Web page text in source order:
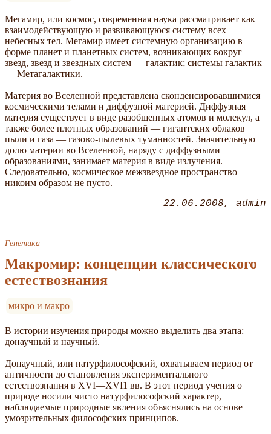
Мегамир, или космос, современная наука рассматривает как
взаимодействующую и развивающуюся систему всех
небесных тел. Мегамир имеет системную организацию в
форме планет и планетных систем, возникающих вокруг
звезд, звезд и звездных систем — галактик; системы галактик
— Метагалактики.
Материя во Вселенной представлена сконденсировавшимися
космическими телами и диффузной материей. Диффузная
материя существует в виде разобщенных атомов и молекул, а
также более плотных образований — гигантских облаков
пыли и газа — газово-пылевых туманностей. Значительную
долю материи во Вселенной, наряду с диффузными
образованиями, занимает материя в виде излучения.
Следовательно, космическое межзвездное пространство
никоим образом не пусто.
22.06.2008 admin
Генетика
Макромир: концепции классического
естествознания
микро и макро
В истории изучения природы можно выделить два этапа:
донаучный и научный.
Донаучный, или натурфилософский, охватываем период oт
античности до становления экспериментального
естествознания в XVI—XVI1 вв. В этот период учения о
природе носили чисто натурфилософский характер,
наблюдаемые природные явления объяснялись на основе
умозрительных философских принципов.